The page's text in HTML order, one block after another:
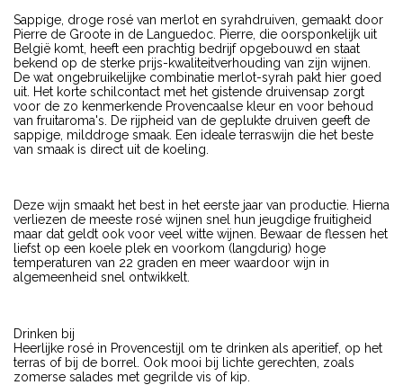
Sappige, droge rosé van merlot en syrahdruiven, gemaakt door
Pierre de Groote in de Languedoc. Pierre, die oorsponkelijk uit
België komt, heeft een prachtig bedrijf opgebouwd en staat
bekend op de sterke prijs-kwaliteitverhouding van zijn wijnen.
De wat ongebruikelijke combinatie merlot-syrah pakt hier goed
uit. Het korte schilcontact met het gistende druivensap zorgt
voor de zo kenmerkende Provencaalse kleur en voor behoud
van fruitaroma's. De rijpheid van de geplukte druiven geeft de
sappige, milddroge smaak. Een ideale terraswijn die het beste
van smaak is direct uit de koeling.
Deze wijn smaakt het best in het eerste jaar van productie. Hierna
verliezen de meeste rosé wijnen snel hun jeugdige fruitigheid
maar dat geldt ook voor veel witte wijnen. Bewaar de flessen het
liefst op een koele plek en voorkom (langdurig) hoge
temperaturen van 22 graden en meer waardoor wijn in
algemeenheid snel ontwikkelt.
Drinken bij
Heerlijke rosé in Provencestijl om te drinken als aperitief, op het
terras of bij de borrel. Ook mooi bij lichte gerechten, zoals
zomerse salades met gegrilde vis of kip.